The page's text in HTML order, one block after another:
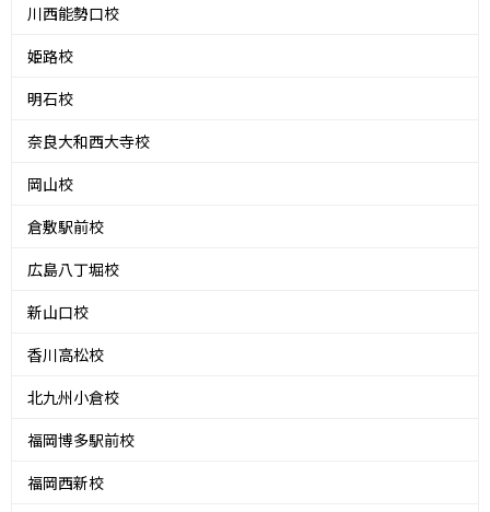
川西能勢口校
姫路校
明石校
奈良大和西大寺校
岡山校
倉敷駅前校
広島八丁堀校
新山口校
香川高松校
北九州小倉校
福岡博多駅前校
福岡西新校